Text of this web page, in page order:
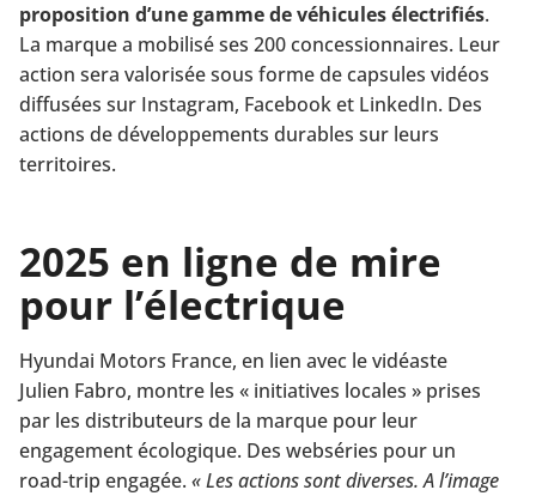
proposition d’une gamme de véhicules électrifiés.
La marque a mobilisé ses 200 concessionnaires. Leur
action sera valorisée sous forme de capsules vidéos
diffusées sur Instagram, Facebook et LinkedIn. Des
actions de développements durables sur leurs
territoires.
2025 en ligne de mire
pour l’électrique
Hyundai Motors France, en lien avec le vidéaste
Julien Fabro, montre les « initiatives locales » prises
par les distributeurs de la marque pour leur
engagement écologique. Des webséries pour un
road-trip engagée. « Les actions sont diverses. A l’image